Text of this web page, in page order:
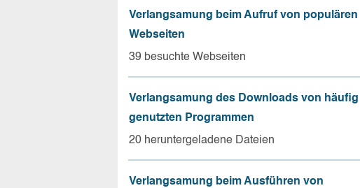
Verlangsamung beim Aufruf von populären
Webseiten
39 besuchte Webseiten
Verlangsamung des Downloads von häufig
genutzten Programmen
20 heruntergeladene Dateien
Verlangsamung beim Ausführen von